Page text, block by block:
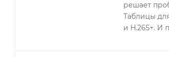
решает
Таблицы
и H.265+. И